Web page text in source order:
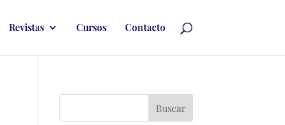
Revistas Cursos Contacto
Buscar